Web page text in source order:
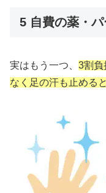
5 自費の薬・
実はもう一つ、 3割負
なく足の汗も止める